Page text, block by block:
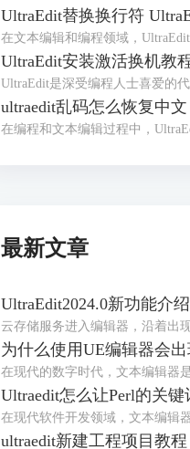
最新文章
UltraEdit2024.0新功能介绍